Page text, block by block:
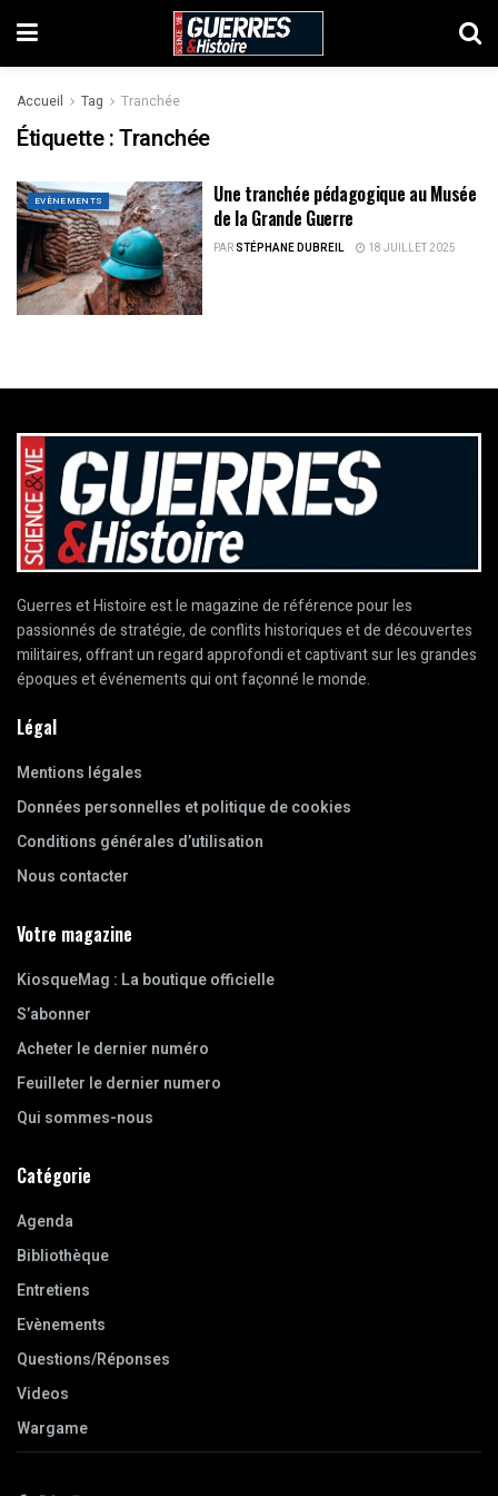
Accueil Tag Tranchée
Étiquette :Tranchée
EVÈNEMENTS
Une tranchée pédagogique au Musée
de la Grande Guerre
PARSTÉPHANE DUBREIL 18 JUILLET 2025
Guerres et Histoire est le magazine de référence pour les
passionnés de stratégie, de conflits historiques et de découvertes
militaires, offrant un regard approfondi et captivant sur les grandes
époques et événements qui ont façonné le monde.
Légal
Mentions légales
Données personnelles et politique de cookies
Conditions générales d’utilisation
Nous contacter
Votre magazine
KiosqueMag : La boutique officielle
S’abonner
Acheter le dernier numéro
Feuilleter le dernier numero
Qui sommes-nous
Catégorie
Agenda
Bibliothèque
Entretiens
Evènements
Questions/Réponses
Videos
Wargame